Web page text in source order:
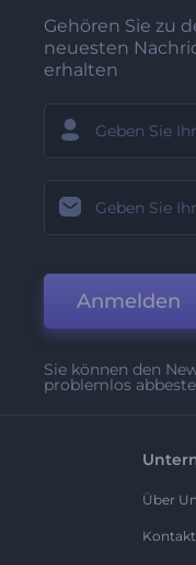
Gehören Sie zu
neuesten
erhalten
Anmelden
Sie können den
problemlos
Über
Kontakt